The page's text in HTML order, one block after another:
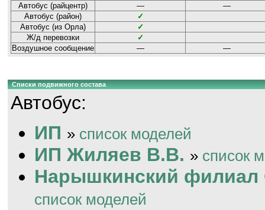
Автобус (райцентр) —
—
Автобус (район)
✓
Автобус (из Орла)
✓
Ж/д перевозки
✓
Воздушное сообщение
— —
Списки подвижного состава
Автобус:
ИП » список моделей
ИП Жиляев В.В. » список
Нарышкинский
список моделей